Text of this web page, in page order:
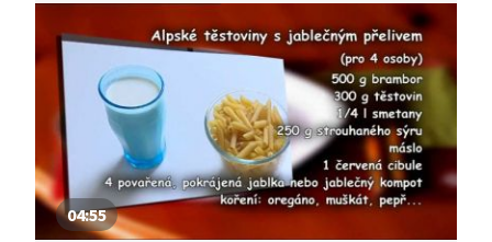
nakonec bude spousta k hodování.
04:55